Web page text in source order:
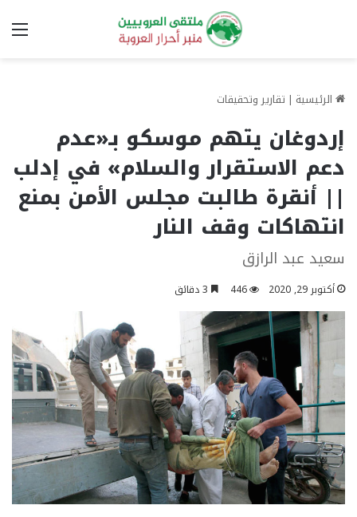
الرئيسية | تقارير وتحقيقات
إردوغان يتهم موسكو بـ«عدم
دعم الاستقرار والسلام» في إدلب
|| أنقرة طالبت مجلس الأمن بمنع
انتهاكات وقف النار
سعيد عبد الرازق
أكتوبر 29, 2020 446